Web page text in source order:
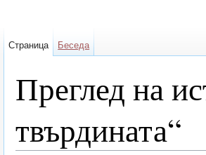
Преглед на
твърдината“
Страница Беседа